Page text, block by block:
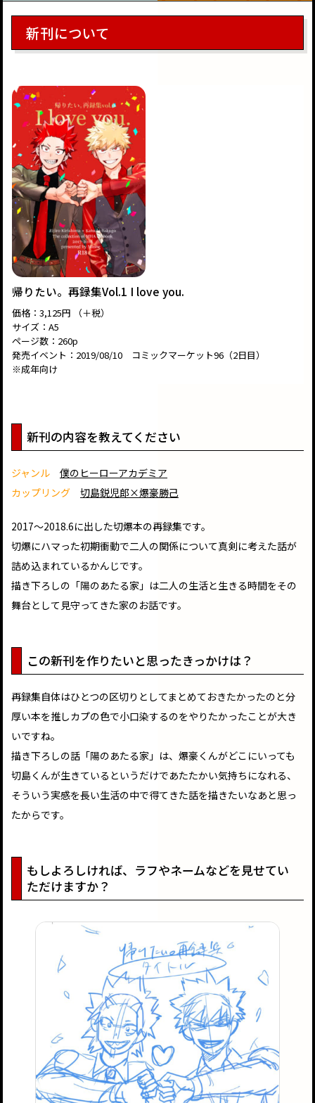
新刊について
帰りたい。再録集Vol.1 I love you.
価格：3,125円 （＋税）
サイズ：A5
ページ数：260p
発売イベント：2019/08/10 コミックマーケット96（2日目）
※成年向け
新刊の内容を教えてください
ジャンル
僕のヒーローアカデミア
カップリング
切島鋭児郎×爆豪勝己
2017〜2018.6に出した切爆本の再録集です。
切爆にハマった初期衝動で二人の関係について真剣に考えた話が
詰め込まれているかんじです。
描き下ろしの「陽のあたる家」は二人の生活と生きる時間をその
舞台として見守ってきた家のお話です。
この新刊を作りたいと思ったきっかけは？
再録集自体はひとつの区切りとしてまとめておきたかったのと分
厚い本を推しカプの色で小口染するのをやりたかったことが大き
いですね。
描き下ろしの話「陽のあたる家」は、爆豪くんがどこにいっても
切島くんが生きているというだけであたたかい気持ちになれる、
そういう実感を長い生活の中で得てきた話を描きたいなあと思っ
たからです。
もしよろしければ、ラフやネームなどを見せてい
ただけますか？